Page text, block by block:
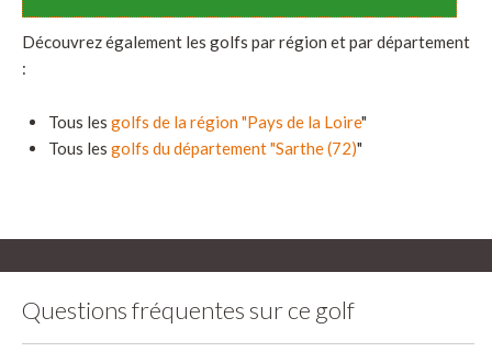
Découvrez également les golfs par région et par département
:
Tous les golfs de la région "Pays de la Loire"
Tous les golfs du département "Sarthe (72)"
Questions fréquentes sur ce golf